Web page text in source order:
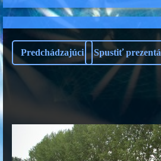
Predchádzajúci Spustiť